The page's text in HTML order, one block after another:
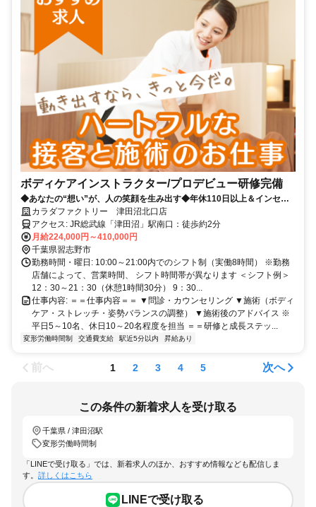
ボディケアインストラクター/プロデビュー研修完備
◆あなたの“想い”が、人の笑顔を生み出す◆年休110日以上＆インセン
有 カラダファクトリー 津田沼北口店
アクセス: JR総武線「津田沼」駅南口：徒歩約2分
月給224,000円～410,000円
千葉県習志野市
勤務時間・曜日: 10:00～21:00内でのシフト制（実働8時間） ※勤務
店舗によって、営業時間、 シフト時間帯が異なります ＜シフト例＞
12：30～21：30（休憩1時間30分） 9：30...
仕事内容: ＝＝仕事内容＝＝ ▼問診・カウンセリング ▼施術（ボディ
ケア・ストレッチ・姿勢バランスの調整） ▼施術後のアドバイス ※
平日5～10名、休日10～20名程度を担当 ＝＝研修と成長ステッ...
変形労働時間制 交通費支給 駅近5分以内 昇給あり
前へ 1 2 3 4 5 次へ
この条件の新着求人を受け取る
千葉県 / 津田沼駅
変形労働時間制
「LINEで受け取る」では、新着求人のほか、おすすめ情報なども配信しま
す。 詳しくはこちら
LINEで受け取る